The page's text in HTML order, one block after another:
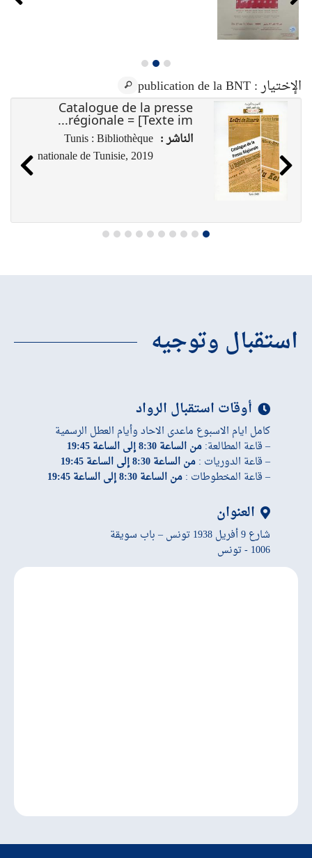
الإختيار: publication de la BNT
Catalogue de la presse
régionale = [Texte im...
الناشر : Tunis : Bibliothèque
nationale de Tunisie, 2019
استقبال وتوجيه
أوقات استقبال الرواد
كامل ايام الاسبوع ماعدى الاحاد وأيام العطل الرسمية
– قاعة المطالعة:من الساعة 8:30 إلى الساعة 19:45
– قاعة الدوريات :من الساعة 8:30 إلى الساعة 19:45
– قاعة المخطوطات :من الساعة 8:30 إلى الساعة 19:45
العنوان
شارع 9 أفريل 1938 تونس – باب سويقة
1006 - تونس